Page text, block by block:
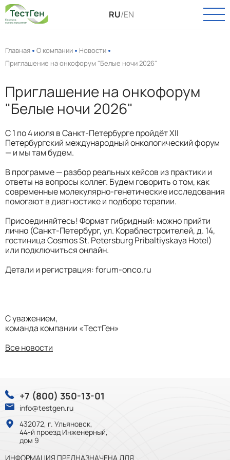
О нас
Новости
Вакансии
КАТАЛОГ
Онкология
Инфекции
Пренатальная диагностика
Выделение РНК и ДНК
Полиморфизмы
ПАСПОРТ КАЧЕСТВА
ТЕХПОДДЕРЖКА
КОНТАКТЫ
RU/EN
Главная О компании
Новости
Приглашение на онкофорум "Белые ночи 2026"
Приглашение на онкофорум
"Белые ночи 2026"
С 1 по 4 июля в Санкт-Петербурге пройдёт XII
Петербургский международный онкологический форум
— и мы там будем.
В программе — разбор реальных кейсов из практики и
ответы на вопросы коллег. Будем говорить о том, как
современные молекулярно-генетические исследования
помогают в диагностике и подборе терапии.
Присоединяйтесь! Формат гибридный: можно прийти
лично (Санкт-Петербург, ул. Кораблестроителей, д. 14,
гостиница Cosmos St. Petersburg Pribaltiyskaya Hotel)
или подключиться онлайн.
Детали и регистрация: forum-onco.ru
С уважением,
команда компании «ТестГен»
Все новости
ИНФОРМАЦИЯ ПРЕДНАЗНАЧЕНА ДЛЯ
+7 (800) 350-13-01
info@testgen.ru
432072, г. Ульяновск,
44-й проезд Инженерный,
дом 9